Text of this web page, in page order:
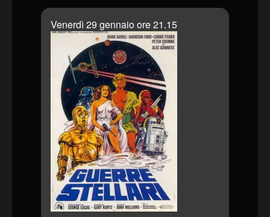
Venerdì 29 gennaio ore 21.15